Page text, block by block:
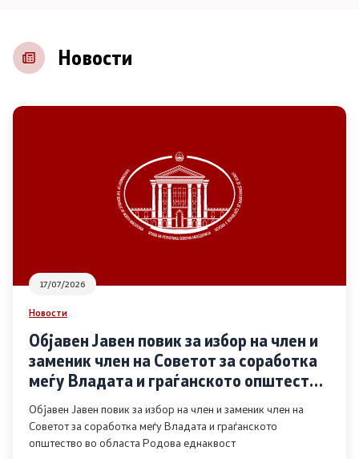
Контакт
Основање на здружение
Дијалог меѓу Владата и граѓанскиот сектор
Отворени денови за иницијативи на граѓанските
организации
Финансиска поддршка
Новости
17/07/2026
Новости
Објавен Јавен повик за избор на член и
заменик член на Советот за соработка
меѓу Владата и граѓанското општество
во областа Родова еднаквост
Објавен Јавен повик за избор на член и заменик член на
Советот за соработка меѓу Владата и граѓанското
општество во областа Родова еднаквост